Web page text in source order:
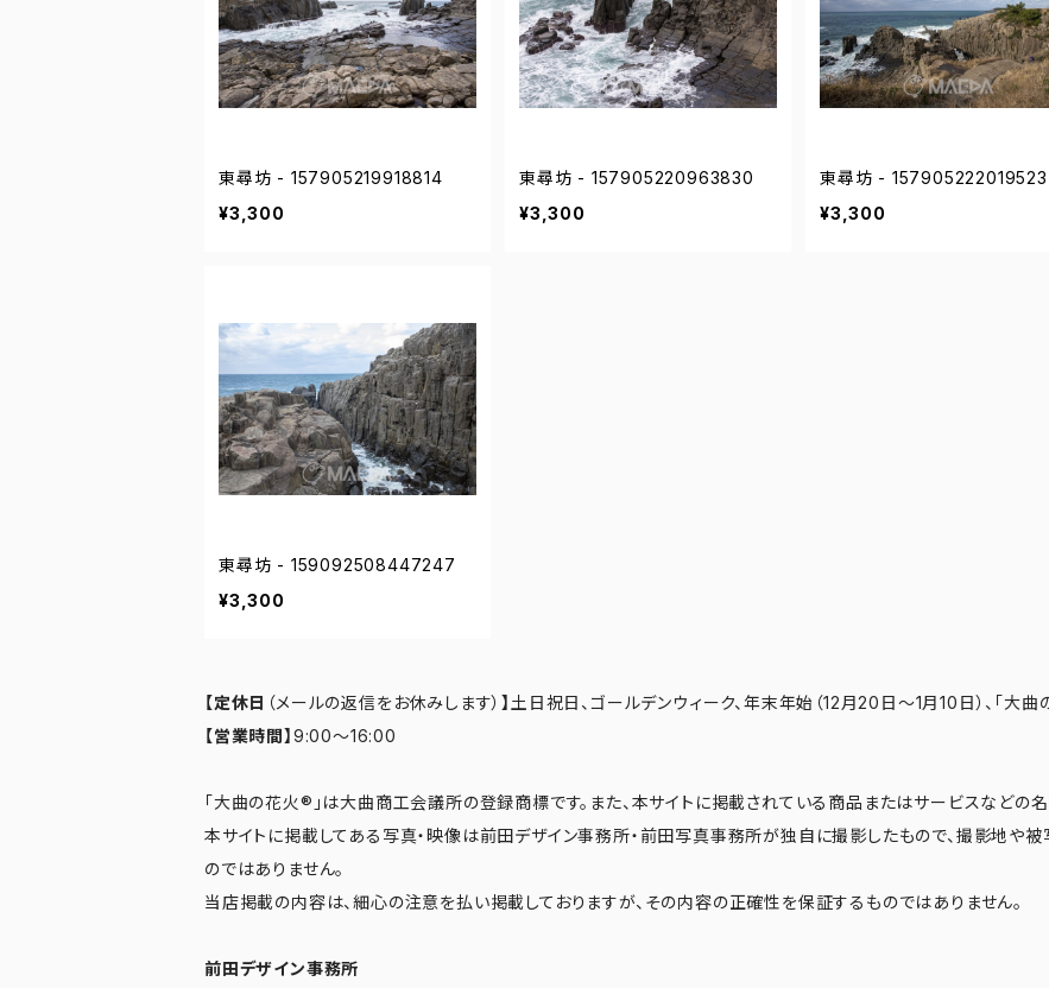
東尋坊 - 157905219918814
¥3,300
東尋坊 - 157905220963830
¥3,300
東尋坊 - 157905222019523
¥3,300
東尋坊 - 159092508447247
¥3,300
【定休日 （メールの返信をお休みします）】 土日祝日、ゴールデンウィーク、年末年始（12月20日～1月10日）、「大曲
【営業時間】 9:00～16:00
「大曲の花火®」は大曲商工会議所の登録商標です。また、本サイトに掲載されている商品またはサービスなどの
本サイトに掲載してある写真・映像は前田デザイン事務所・前田写真事務所が独自に撮影したもので、撮影地や
のではありません。
当店掲載の内容は、細心の注意を払い掲載しておりますが、その内容の正確性を保証するものではありません。
前田デザイン事務所